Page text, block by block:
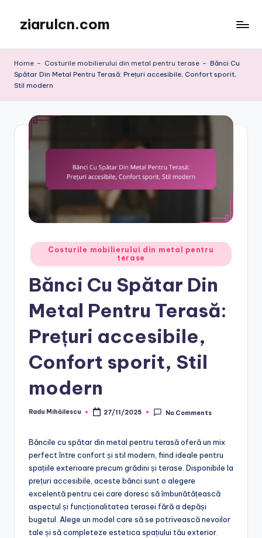
content
ziarulcn.com
Home - Costurile mobilierului din metal pentru terase - Bănci Cu
Spătar Din Metal Pentru Terasă: Prețuri accesibile, Confort sporit,
Stil modern
Posted
in
Costurile mobilierului din metal pentru
terase
Bănci Cu Spătar Din
Metal Pentru Terasă:
Prețuri accesibile,
Confort sporit, Stil
modern
Posted
Radu Mihăilescu 27/11/2025 No Comments
Băncile cu spătar din metal pentru terasă oferă un mix
perfect între confort și stil modern, fiind ideale pentru
spațiile exterioare precum grădini și terase. Disponibile la
prețuri accesibile, aceste bănci sunt o alegere
excelentă pentru cei care doresc să îmbunătățească
aspectul și funcționalitatea terasei fără a depăși
bugetul. Alege un model care să se potrivească nevoilor
tale și să completeze estetica spațiului tău exterior.